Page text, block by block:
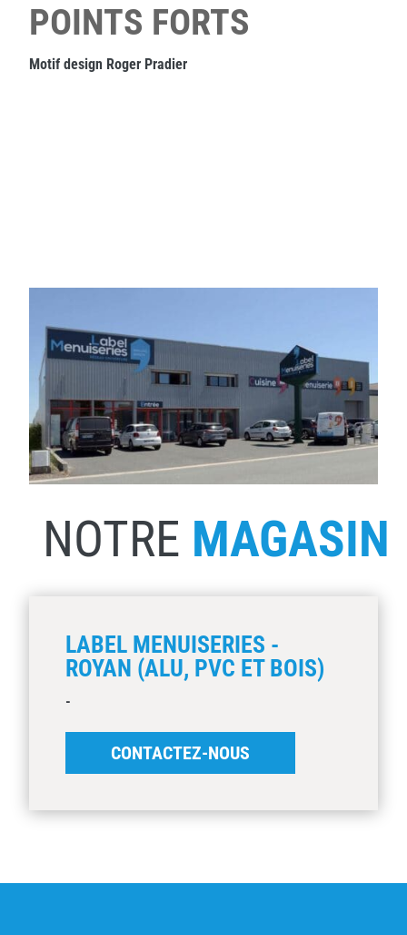
POINTS FORTS
Motif design Roger Pradier
NOTRE MAGASIN
LABEL MENUISERIES -
ROYAN (ALU, PVC ET BOIS)
-
CONTACTEZ-NOUS